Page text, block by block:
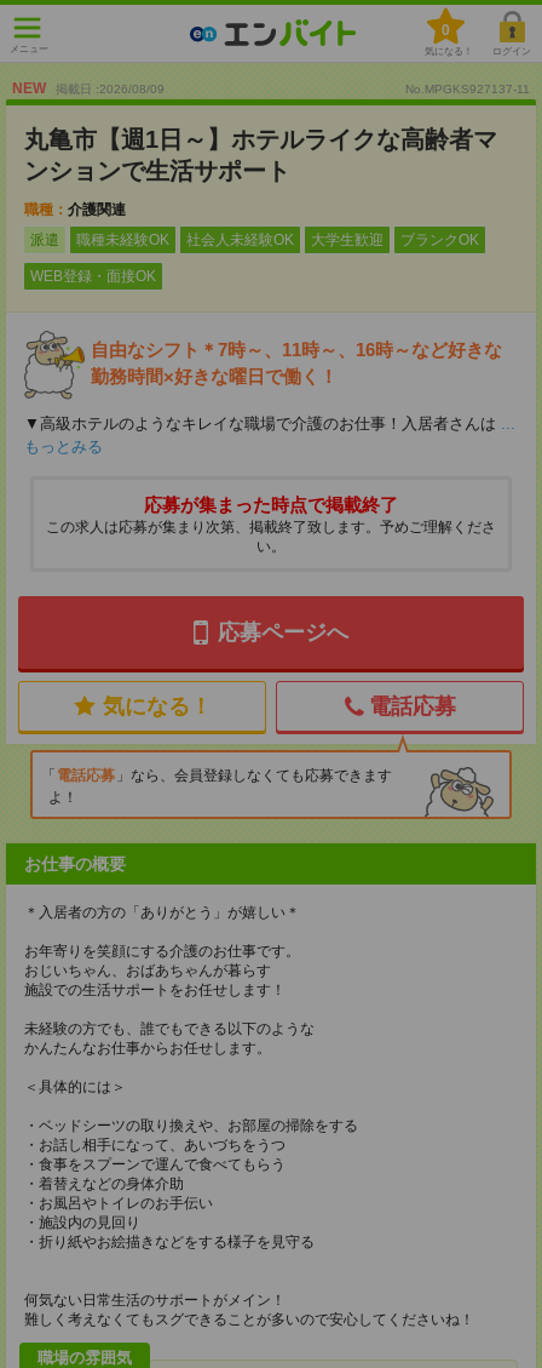
メニュー
0
気になる！ ログイン
NEW 掲載日 :2026/08/09 No.MPGKS927137-11
丸亀市【週1日～】ホテルライクな高齢者マ
ンションで生活サポート
職種： 介護関連
派遣
職種未経験OK 社会人未経験OK 大学生歓迎 ブランクOK
WEB登録・面接OK
自由なシフト＊7時～、11時～、16時～など好きな
勤務時間×好きな曜日で働く！
▼高級ホテルのようなキレイな職場で介護のお仕事！入居者さんは ...
もっとみる
応募が集まった時点で掲載終了
この求人は応募が集まり次第、掲載終了致します。予めご理解くださ
い。
応募ページへ
気になる！ 電話応募
電話応募
なら、会員登録しなくても応募できます
よ！
お仕事の概要
＊入居者の方の「ありがとう」が嬉しい＊
お年寄りを笑顔にする介護のお仕事です。
おじいちゃん、おばあちゃんが暮らす
施設での生活サポートをお任せします！
未経験の方でも、誰でもできる以下のような
かんたんなお仕事からお任せします。
＜具体的には＞
・ベッドシーツの取り換えや、お部屋の掃除をする
・お話し相手になって、あいづちをうつ
・食事をスプーンで運んで食べてもらう
・着替えなどの身体介助
・お風呂やトイレのお手伝い
・施設内の見回り
・折り紙やお絵描きなどをする様子を見守る
何気ない日常生活のサポートがメイン！
難しく考えなくてもスグできることが多いので安心してくださいね！
職場の雰囲気